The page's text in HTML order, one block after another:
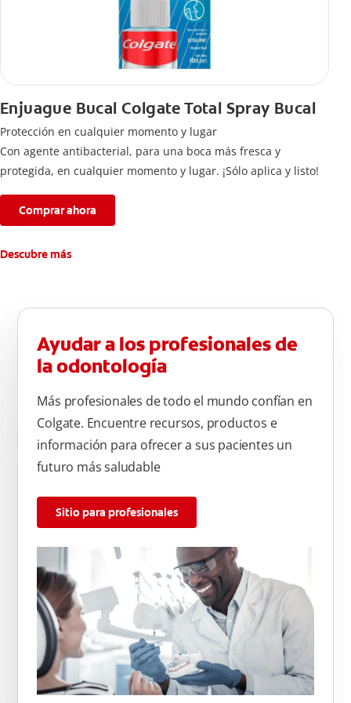
Enjuague Bucal Colgate Total Spray Bucal
Protección en cualquier momento y lugar
Con agente antibacterial, para una boca más fresca y
protegida, en cualquier momento y lugar. ¡Sólo aplica y listo!
Comprar ahora
Descubre más
Ayudar a los profesionales de
la odontología
Más profesionales de todo el mundo confían en
Colgate. Encuentre recursos, productos e
información para ofrecer a sus pacientes un
futuro más saludable
Sitio para profesionales